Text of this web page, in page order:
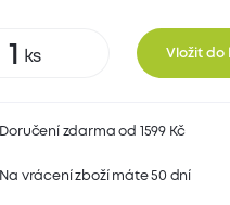
Vložit do
Doručení zdarma od 1599 Kč
Na vrácení zboží máte 50 dní